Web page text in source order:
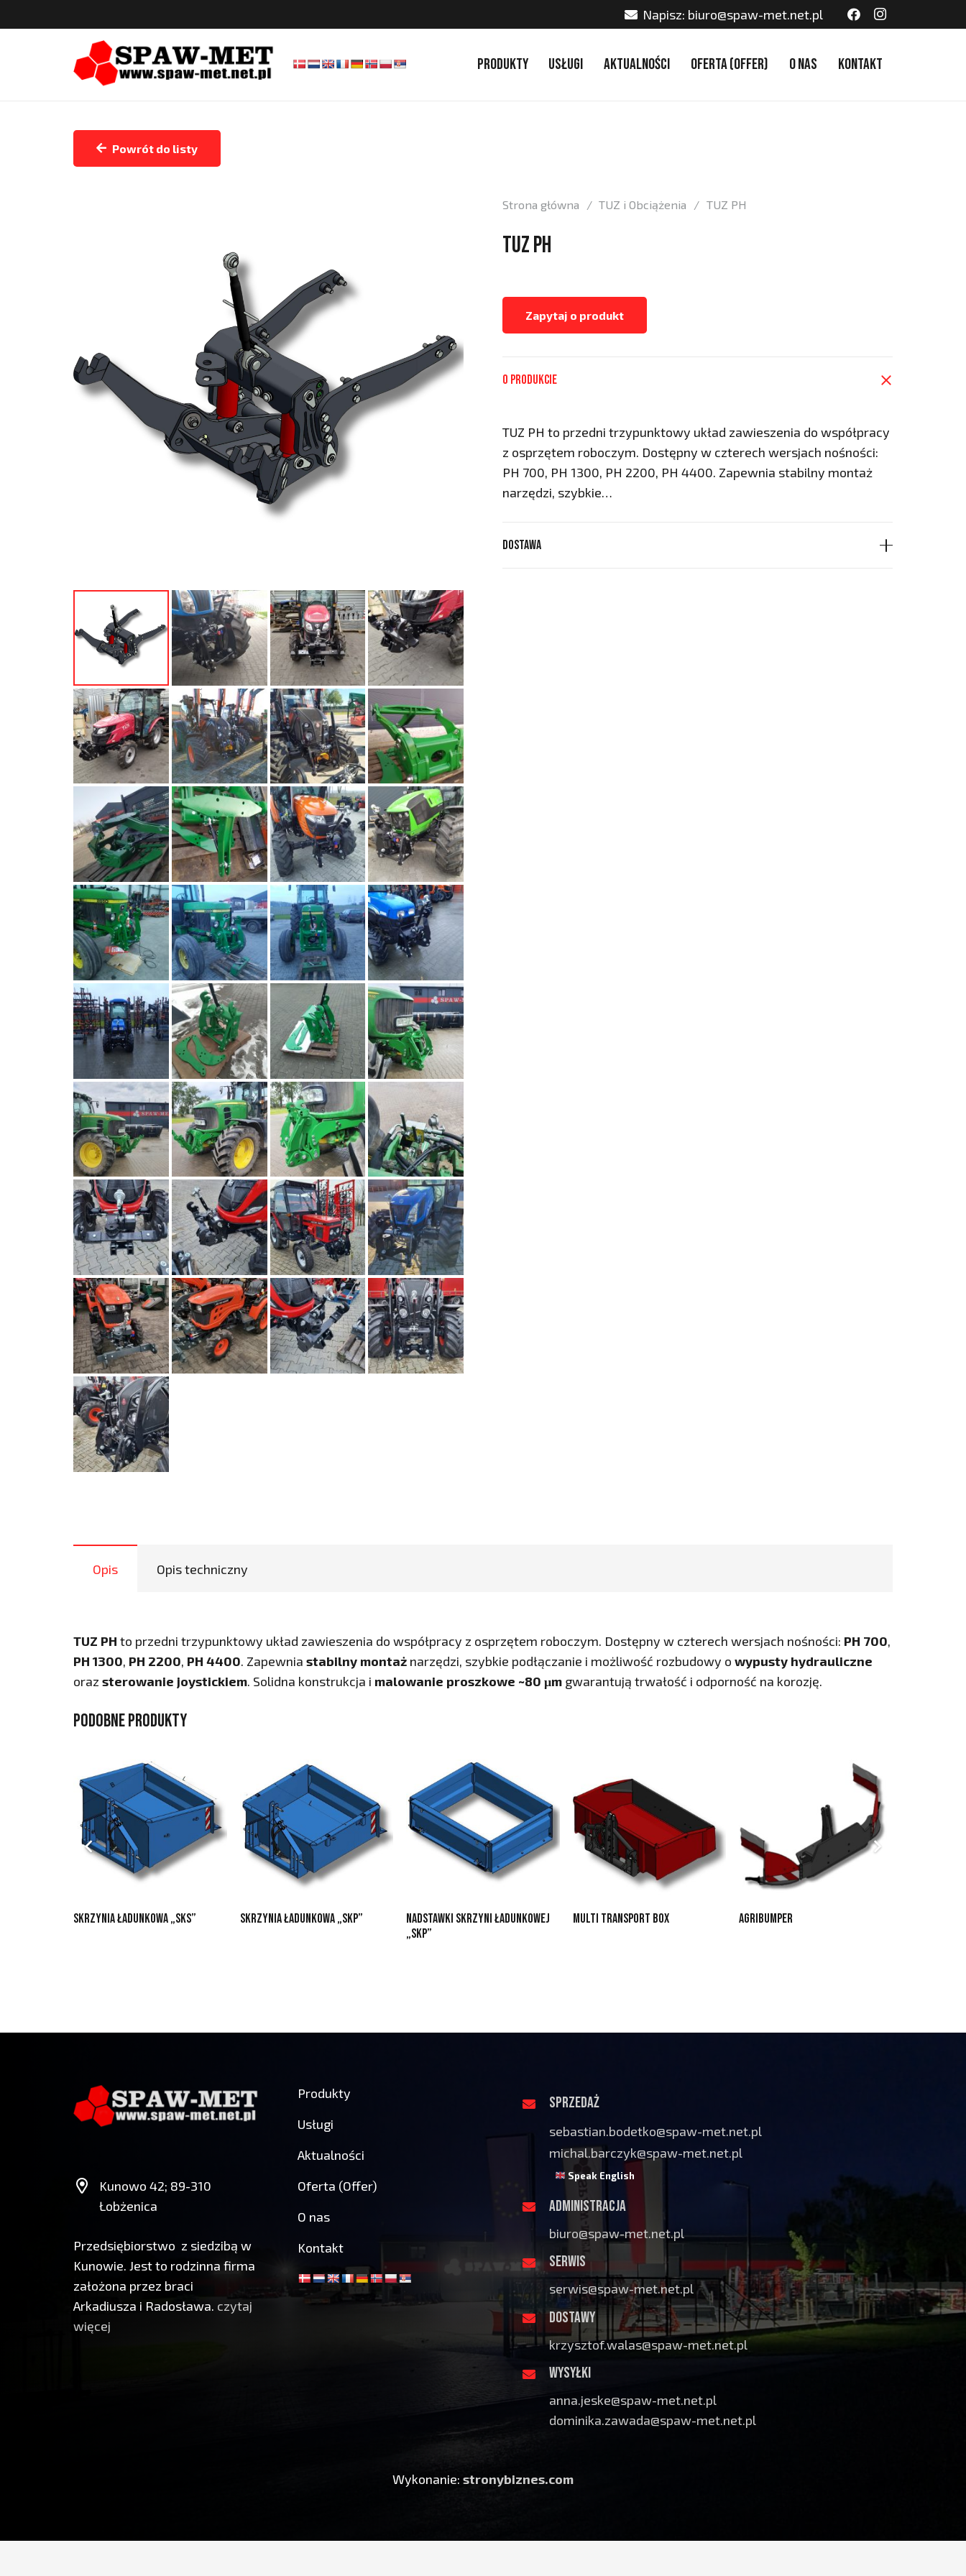
Napisz: biuro@spaw-met.net.pl
Produkty Usługi Aktualności Oferta (Offer) O nas Kontakt
Powrót do listy
Strona główna / TUZ i Obciążenia / TUZ PH
TUZ PH
Zapytaj o produkt
O produkcie
TUZ PH to przedni trzypunktowy układ zawieszenia do współpracy
z osprzętem roboczym. Dostępny w czterech wersjach nośności:
PH 700, PH 1300, PH 2200, PH 4400. Zapewnia stabilny montaż
narzędzi, szybkie…
Dostawa
Opis Opis techniczny
TUZ PH to przedni trzypunktowy układ zawieszenia do współpracy z osprzętem roboczym. Dostępny w czterech wersjach nośności: PH 700,
PH 1300, PH 2200, PH 4400. Zapewnia stabilny montaż narzędzi, szybkie podłączanie i możliwość rozbudowy o wypusty hydrauliczne
oraz sterowanie joystickiem. Solidna konstrukcja i malowanie proszkowe ~80 μm gwarantują trwałość i odporność na korozję.
Podobne produkty
Skrzynia ładunkowa „SKS” Skrzynia ładunkowa „SKP”
Nadstawki skrzyni ładunkowej
„SKP”
Multi Transport Box Agribumper
Kunowo 42; 89-310
Łobżenica
Przedsiębiorstwo z siedzibą w
Kunowie. Jest to rodzinna firma
założona przez braci
Arkadiusza i Radosława. czytaj
więcej
Produkty
Usługi
Aktualności
Oferta (Offer)
O nas
Kontakt
SPRZEDAŻ
sebastian.bodetko@spaw-met.net.pl
michal.barczyk@spaw-met.net.pl
Speak English
ADMINISTRACJA
biuro@spaw-met.net.pl
SERWIS
serwis@spaw-met.net.pl
DOSTAWY
krzysztof.walas@spaw-met.net.pl
WYSYŁKI
anna.jeske@spaw-met.net.pl
dominika.zawada@spaw-met.net.pl
Wykonanie: stronybiznes.com